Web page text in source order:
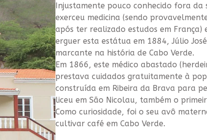
Injustamente pouco conhecido fora
exerceu medicina (sendo
após ter realizado estudos em França)
erguer esta estátua em 1884, Júlio
marcante na história de Cabo Verde.
Em 1866, este médico abastado
prestava cuidados gratuitamente à
construída em Ribeira da Brava para
liceu em São Nicolau, também o
Como curiosidade, foi o seu avô
cultivar café em Cabo Verde.